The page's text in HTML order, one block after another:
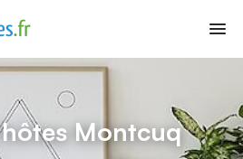
Montcuq